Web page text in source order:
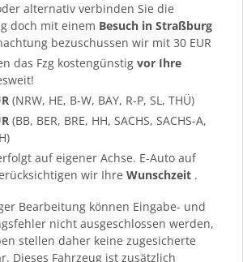
alternativ verbinden Sie die
doch mit einem Besuch in Straßburg
bezuschussen wir mit 30 EUR
das Fzg kostengünstigvor Ihre
(NRW, HE, B-W, BAY, R-P, SL, THÜ)
(BB, BER, BRE, HH, SACHS, SACHS-A,
auf eigener Achse. E-Auto auf
wir Ihre Wunschzeit .
Bearbeitung können Eingabe- und
nicht ausgeschlossen werden,
stellen daher keine zugesicherte
Dieses Fahrzeug ist zusätzlich